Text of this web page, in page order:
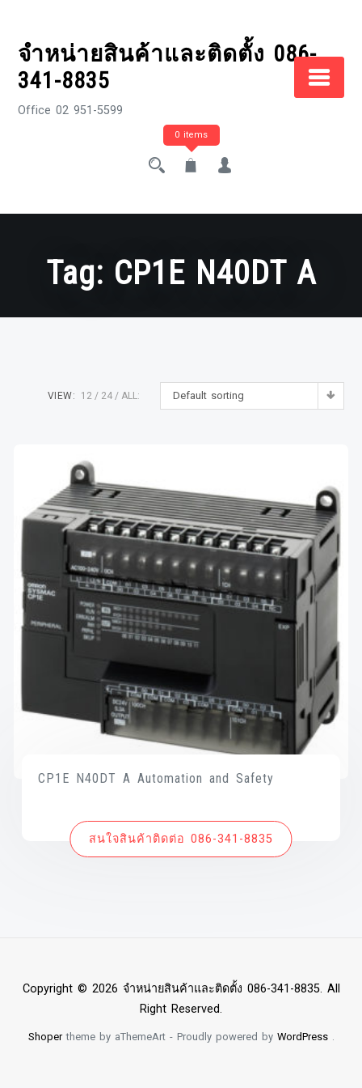
contentจำหน่ายสินค้าและติดตั้ง 086-
341-8835
Office 02 951-5599
0 items
Tag: CP1E N40DT A
Default sorting
VIEW: 12 24 ALL:
CP1E N40DT A Automation and Safety
สนใจสินค้าติดต่อ 086-341-8835
Copyright © 2026 จำหน่ายสินค้าและติดตั้ง 086-341-8835. All
Right Reserved.
Shopertheme by aThemeArt - Proudly powered by WordPress.